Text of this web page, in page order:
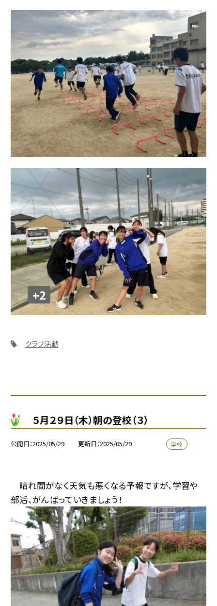
+2
クラブ活動
５月２９日（木）朝の登校（３）
公開日 2025/05/29 更新日 2025/05/29 学校
晴れ間がなく天気も悪くなる予報ですが、学習や
部活、がんばっていきましょう！